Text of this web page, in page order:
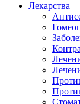
Лекарства